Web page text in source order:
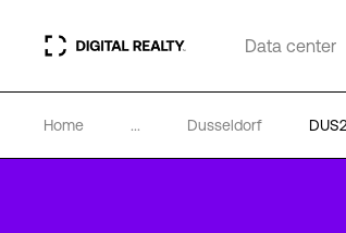
Data center
Home ... Dusseldorf DUS2